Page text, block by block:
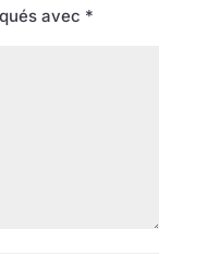
avec *